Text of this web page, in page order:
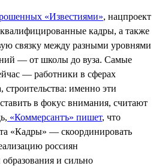
«Известиями», нацпроект
кадры, а также
связку между разными уровнями
— от школы до вуза. Самые
— работники в сферах
строительства: именно эти
в фокус внимания, считают
«Коммерсантъ» пишет, что
«Кадры» — скоординировать
россиян
и сильно